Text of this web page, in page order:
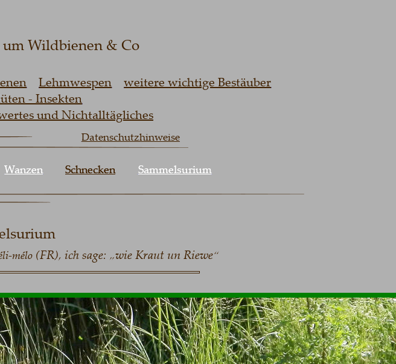
(FR), ich sage: „wie Kraut un Riewe“
Wildbienen & Co
Lehmwespen
weitere wichtige Bestäuber
- Insekten
und Nichtalltägliches
Datenschutzhinweise
Sammelsurium
Schnecken Sammelsurium
Schnecken